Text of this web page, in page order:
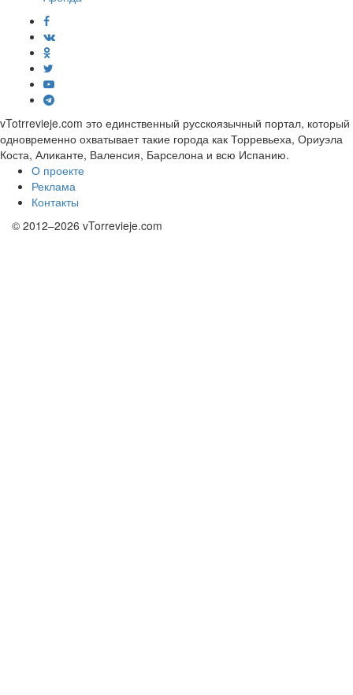
vTotrrevieje.com это единственный русскоязычный портал, который
одновременно охватывает такие города как Торревьеха, Ориуэла
Коста, Аликанте, Валенсия, Барселона и всю Испанию.
О проекте
Реклама
Контакты
© 2012–2026 vTorrevieje.com